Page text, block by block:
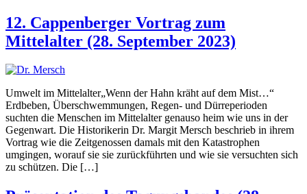
12. Cappenberger Vortrag zum
Mittelalter (28. September 2023)
Umwelt im Mittelalter„Wenn der Hahn kräht auf dem Mist…“
Erdbeben, Überschwemmungen, Regen- und Dürreperioden
suchten die Menschen im Mittelalter genauso heim wie uns in der
Gegenwart. Die Historikerin Dr. Margit Mersch beschrieb in ihrem
Vortrag wie die Zeitgenossen damals mit den Katastrophen
umgingen, worauf sie sie zurückführten und wie sie versuchten sich
zu schützen. Die […]